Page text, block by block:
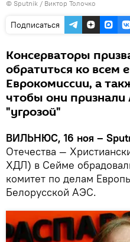
© Sputnik / Виктор Толочко
Подписаться
Консерваторы
обратиться ко всем
Еврокомиссии, а
чтобы они
"угрозой"
ВИЛЬНЮС, 16 ноя –
Отечества —
ХДЛ) в Сейме
комитет по делам
Белорусской АЭС.